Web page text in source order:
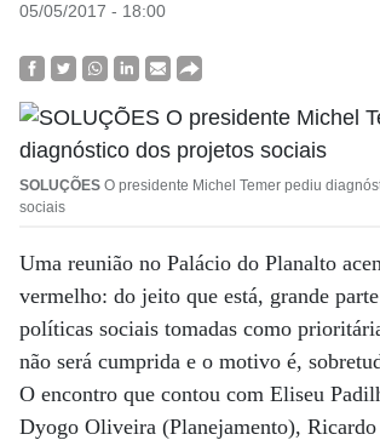
05/05/2017 - 18:00
SOLUÇÕES O presidente Michel Temer pediu
sociais
Uma reunião no Palácio do Planalto
vermelho: do jeito que está, grande
políticas sociais tomadas como
não será cumprida e o motivo é,
O encontro que contou com Eliseu
Dyogo Oliveira (Planejamento), Ricardo